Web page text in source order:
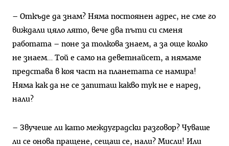
– Откъде да знам? Няма постоянен адрес, не сме го
виждали цяло лято, вече два пъти си сменя
работата – поне за толкова знаем, а за още колко
не знаем… Той е само на деветнайсет, а нямаме
представа в коя част на планетата се намира!
Няма как да не се запиташ какво тук не е наред,
нали?
– Звучеше ли като междуградски разговор? Чуваше
ли се онова пращене, сещаш се, нали? Мисли! Или